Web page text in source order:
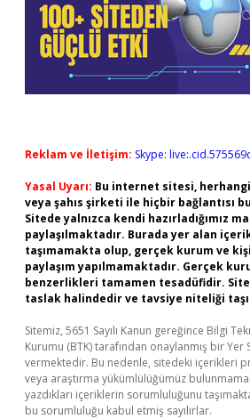
Reklam ve İletişim: Skype:
Yasal Uyarı: Bu internet sitesi,
veya şahıs şirketi ile hiçbir bağlantısı
Sitede yalnızca kendi hazırladığımız
paylaşılmaktadır. Burada yer alan
taşımamakta olup, gerçek kurum ve
paylaşım yapılmamaktadır. Gerçek
benzerlikleri tamamen tesadüfidir.
taslak halindedir ve tavsiye niteliği
Sitemiz, 5651 Sayılı Kanun gereğince Bilgi
Kurumu (BTK) tarafından onaylanmış bir Yer
vermektedir. Bu nedenle, sitedeki içerikleri
veya araştırma yükümlülüğümüz
yazdıkları içeriklerin sorumluluğunu
bu sorumluluğu kabul etmiş sayılırlar.